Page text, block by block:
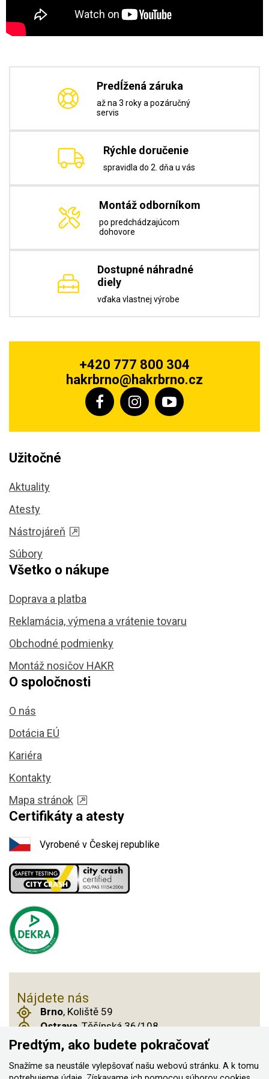
Predĺžená záruka
až na 3 roky a pozáručný
servis
Rýchle doručenie
spravidla do 2. dňa u vás
Montáž odborníkom
po predchádzajúcom
dohovore
Dostupné náhradné
diely
vďaka vlastnej výrobe
+420 777 800 304
hakrbrno@hakrbrno.cz
Užitočné
Aktuality
Atesty
Nástrojáreň
Súbory
Všetko o nákupe
Doprava a platba
Reklamácia, výmena a vrátenie tovaru
Obchodné podmienky
Montáž nosičov HAKR
O spoločnosti
O nás
Dotácia EÚ
Kariéra
Kontakty
Mapa stránok
Certifikáty a atesty
Vyrobené v Českej republike
Nájdete nás
Brno, Koliště 59
Ostrava, Těšínská 36/108
Praha 14, Českobrodská 901
Predtým, ako budete pokračovať
Snažíme sa neustále vylepšovať našu webovú stránku. A k tomu